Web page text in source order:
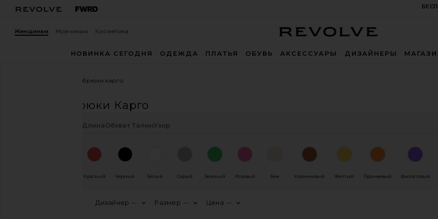
Женщинам Мужчинам Косметика
НОВИНКА СЕГОДНЯ ОДЕЖДА ПЛАТЬЯ ОБУВЬ АКСЕССУАРЫ ДИЗАЙНЕРЫ
брюки карго
Брюки Карго
ДлинаОбхват ТалииУзор
Красный Черный Белый Серый Зеленый Розовый Беж Коричневый Желтый Оранжевый Фиолетовый
Дизайнер —
Размер —
Цена —